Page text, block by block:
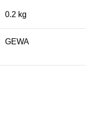
0.2 kg
GEWA